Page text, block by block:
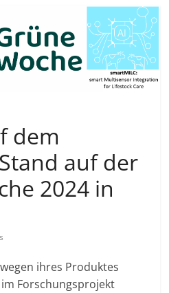
dem
auf der
2024 in
ihres Produktes
Forschungsprojekt